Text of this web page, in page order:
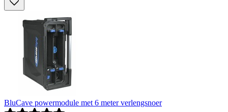
BluCave powermodule met 6 meter verlengsnoer